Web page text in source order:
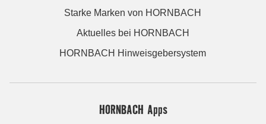
Starke Marken von HORNBACH
Aktuelles bei HORNBACH
HORNBACH Hinweisgebersystem
HORNBACH Apps